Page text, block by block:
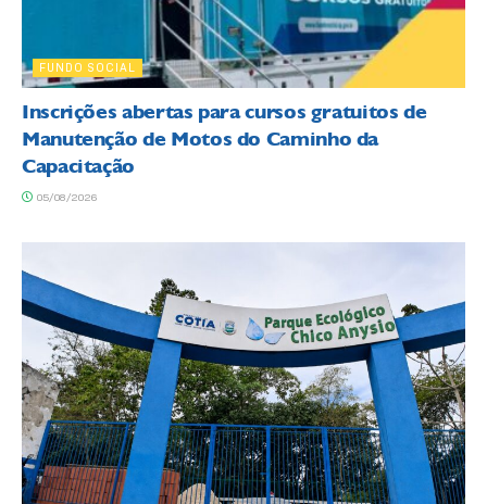
FUNDO SOCIAL
Inscrições abertas para cursos gratuitos de
Manutenção de Motos do Caminho da
Capacitação
05/08/2026